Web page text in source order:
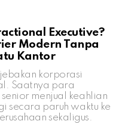
Executive?
Modern Tanpa
Kantor
korporasi
Saatnya para
menjual keahlian
secara paruh waktu ke
sekaligus.